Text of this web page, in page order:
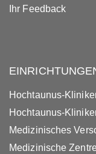
Ihr Feedback
Hochtaunus-
Hochtaunus-
Medizinisches
Medizinische